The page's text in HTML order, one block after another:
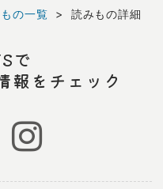
の一覧 読みもの詳細
で
報をチェック